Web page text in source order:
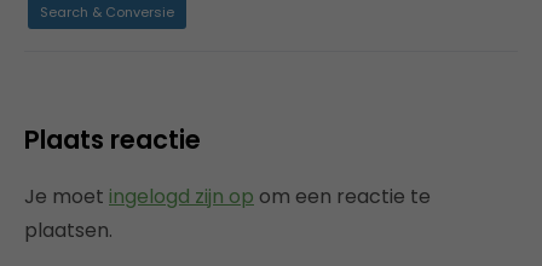
Search & Conversie
Plaats reactie
Je moet ingelogd zijn op om een reactie te
plaatsen.